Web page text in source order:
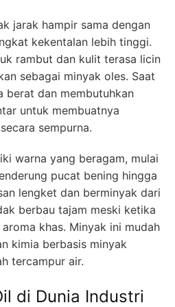
jarak hampir sama dengan
kekentalan lebih tinggi.
rambut dan kulit terasa licin
sebagai minyak oles. Saat
berat dan membutuhkan
untuk membuatnya
sempurna.
warna yang beragam, mulai
pucat bening hingga
lengket dan berminyak dari
berbau tajam meski ketika
khas. Minyak ini mudah
kimia berbasis minyak
tercampur air.
di Dunia Industri